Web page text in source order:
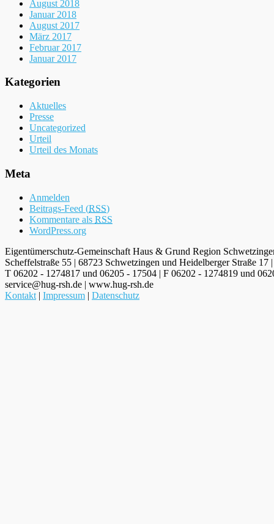
August 2018
Januar 2018
August 2017
März 2017
Februar 2017
Januar 2017
Kategorien
Aktuelles
Presse
Uncategorized
Urteil
Urteil des Monats
Meta
Anmelden
Beitrags-Feed (RSS)
Kommentare als RSS
WordPress.org
Eigentümerschutz-Gemeinschaft Haus & Grund Region
Scheffelstraße 55 | 68723 Schwetzingen und Heidelberger Straße 17
T 06202 - 1274817 und 06205 - 17504 | F 06202 - 1274819 und
service@hug-rsh.de | www.hug-rsh.de
Kontakt | Impressum | Datenschutz